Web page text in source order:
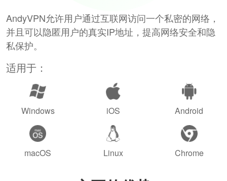
AndyVPN允许用户通过互联网访问一个私密的网络，
并且可以隐匿用户的真实IP地址，提高网络安全和隐
私保护。
适用于：
Windows iOS Android
macOS Linux Chrome